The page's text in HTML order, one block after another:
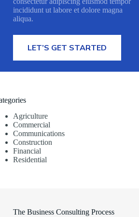
incididunt ut labore et dolore magna
aliqua.
LET’S GET STARTED
Agriculture
Commercial
Communications
Construction
Financial
Residential
The Business Consulting Process